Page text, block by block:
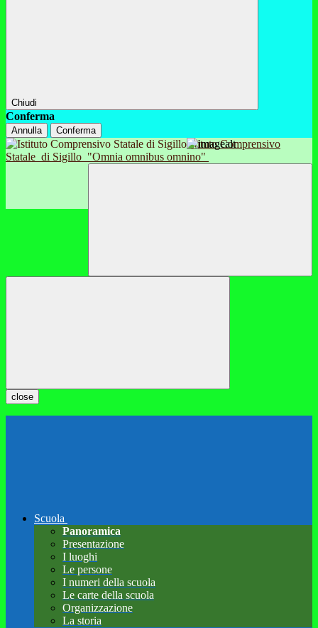
Chiudi
Conferma
Annulla Conferma
Istituto Comprensivo
Statale di Sigillo "Omnia omnibus omnino"
close
Scuola
Panoramica
Presentazione
I luoghi
Le persone
I numeri della scuola
Le carte della scuola
Organizzazione
La storia